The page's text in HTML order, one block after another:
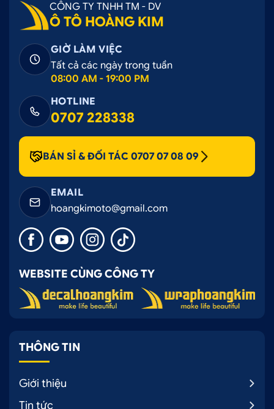
CÔNG TY TNHH TM - DV
Ô TÔ HOÀNG KIM
GIỜ LÀM VIỆC
Tất cả các ngày trong tuần
08:00 AM - 19:00 PM
HOTLINE
0707 228338
BÁN SỈ & ĐỐI TÁC 0707 07 08 09
EMAIL
hoangkimoto@gmail.com
WEBSITE CÙNG CÔNG TY
THÔNG TIN
Giới thiệu
Tin tức